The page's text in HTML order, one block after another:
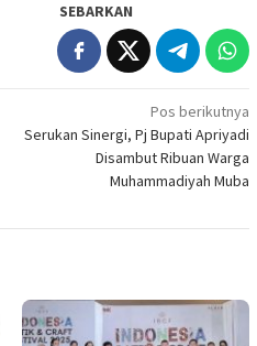
SEBARKAN
Pos berikutnya
Serukan Sinergi, Pj Bupati Apriyadi
Disambut Ribuan Warga
Muhammadiyah Muba